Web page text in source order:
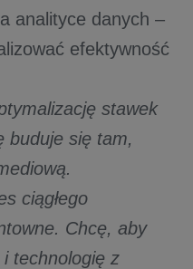
analityce danych –
efektywność
stawek
buduje się tam,
ciągłego
Chcę, aby
i technologię z